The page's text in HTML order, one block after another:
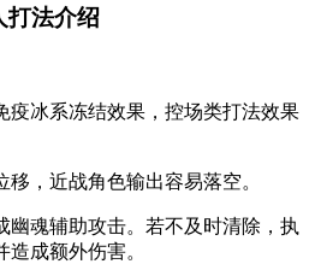
打法介绍
疫冰系冻结效果，控场类打法效果
，近战角色输出容易落空。
幽魂辅助攻击。若不及时清除，执
成额外伤害。